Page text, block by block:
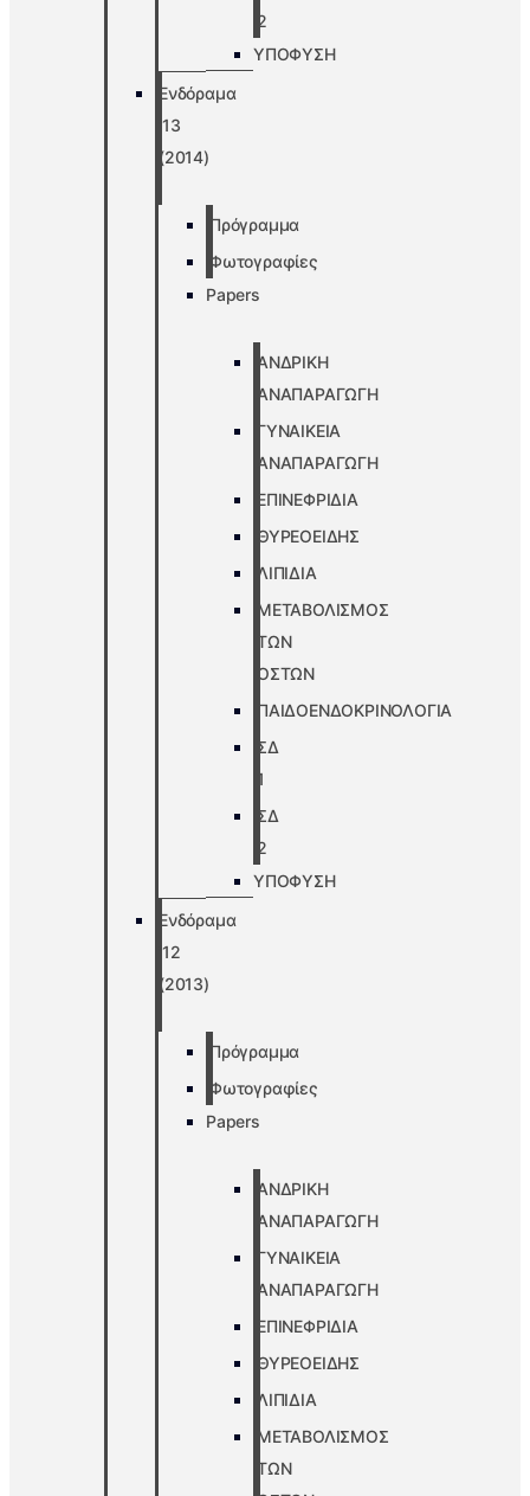
2
ΥΠΟΦΥΣΗ
Ενδόραμα
’13
(2014)
Πρόγραμμα
Φωτογραφίες
Papers
ΑΝΔΡΙΚΗ
ΑΝΑΠΑΡΑΓΩΓΗ
ΓΥΝΑΙΚΕΙΑ
ΑΝΑΠΑΡΑΓΩΓΗ
ΕΠΙΝΕΦΡΙΔΙΑ
ΘΥΡΕΟΕΙΔΗΣ
ΛΙΠΙΔΙΑ
ΜΕΤΑΒΟΛΙΣΜΟΣ
ΤΩΝ
ΟΣΤΩΝ
ΠΑΙΔΟΕΝΔΟΚΡΙΝΟΛΟΓΙΑ
ΣΔ
1
ΣΔ
2
ΥΠΟΦΥΣΗ
Ενδόραμα
’12
(2013)
Πρόγραμμα
Φωτογραφίες
Papers
ΑΝΔΡΙΚΗ
ΑΝΑΠΑΡΑΓΩΓΗ
ΓΥΝΑΙΚΕΙΑ
ΑΝΑΠΑΡΑΓΩΓΗ
ΕΠΙΝΕΦΡΙΔΙΑ
ΘΥΡΕΟΕΙΔΗΣ
ΛΙΠΙΔΙΑ
ΜΕΤΑΒΟΛΙΣΜΟΣ
ΤΩΝ